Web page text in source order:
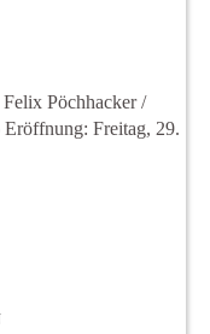
Pöchhacker /
Eröffnung: Freitag, 29.
DEF